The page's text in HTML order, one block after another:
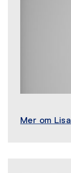
Mer om Lisa